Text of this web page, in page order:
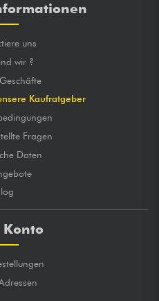
uns
wir ?
Kaufratgeber
Fragen
Daten